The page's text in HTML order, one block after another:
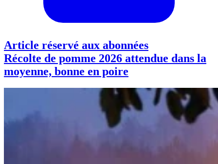
Article réservé aux abonnées
Récolte de pomme 2026 attendue dans la
moyenne, bonne en poire